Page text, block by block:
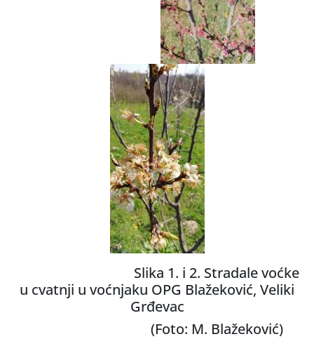
Slika 1. i 2. Stradale voćke
u cvatnji u voćnjaku OPG Blažeković, Veliki
Grđevac
(Foto: M. Blažeković)